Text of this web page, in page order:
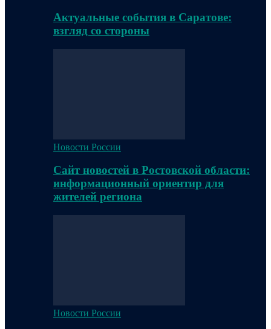
Актуальные события в Саратове:
взгляд со стороны
Новости России
Сайт новостей в Ростовской области:
информационный ориентир для
жителей региона
Новости России